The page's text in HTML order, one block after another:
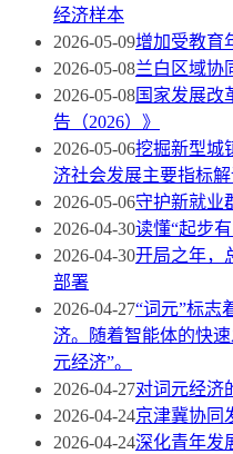
经济样本
2026-05-09增加受教育
2026-05-08兰白区域协
2026-05-08国家发展改
告（2026）》
2026-05-06挖掘新型城
济社会发展主要指标
2026-05-06守护新就业
2026-04-30读懂“起步
2026-04-30开局之年，
部署
2026-04-27“词元”标志
济。随着智能体的快
元经济”。
2026-04-27对词元经济
2026-04-24京津冀协同
2026-04-24深化青年发